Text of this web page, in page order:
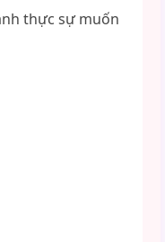
thực sự muốn